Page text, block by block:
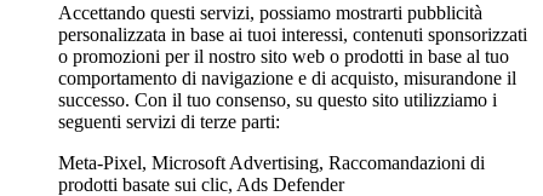
Accettando questi servizi, possiamo mostrarti pubblicità
personalizzata in base ai tuoi interessi, contenuti sponsorizzati
o promozioni per il nostro sito web o prodotti in base al tuo
comportamento di navigazione e di acquisto, misurandone il
successo. Con il tuo consenso, su questo sito utilizziamo i
seguenti servizi di terze parti:
Meta-Pixel, Microsoft Advertising, Raccomandazioni di
prodotti basate sui clic, Ads Defender